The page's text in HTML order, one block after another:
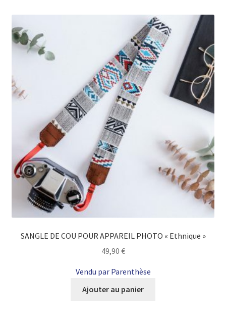
SANGLE DE COU POUR APPAREIL PHOTO « Ethnique »
49,90 €
Vendu par Parenthèse
Ajouter au panier